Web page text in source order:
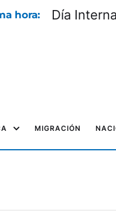
hora: Día
MIGRACIÓN